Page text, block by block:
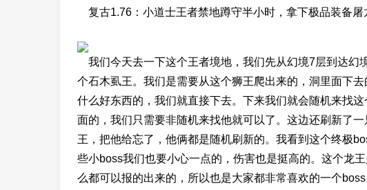
复古1.76：小道士王者禁地蹲守半小时，拿下极品装备屠
我们今天去一下这个王者境地，我们先从幻境7层到达幻
个石木虱王。我们是需要从这个狮王爬出来的，洞里面下
什么好东西的，我们就直接下去。下来我们就会随机来找
面的，我们只需要非随机来找他就可以了。这边还刷新了
王，把他给忘了，他俩都是随机刷新的。我看到这个终极
些小boss我们也要小心一点的，伤害也是挺高的。这个龙
么都可以报的出来的，所以也是大家都非常喜欢的一个